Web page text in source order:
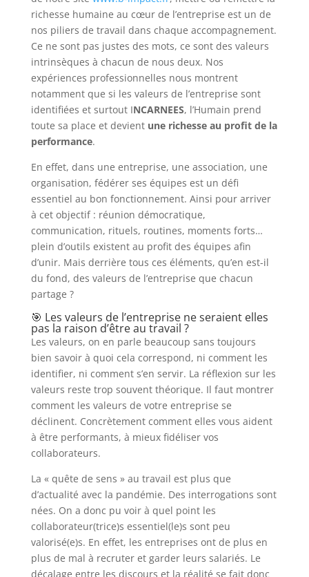
richesse humaine au cœur de l’entreprise est un de
nos piliers de travail dans chaque accompagnement.
Ce ne sont pas justes des mots, ce sont des valeurs
intrinsèques à chacun de nous deux. Nos
expériences professionnelles nous montrent
notamment que si les valeurs de l’entreprise sont
identifiées et surtout INCARNEES, l’Humain prend
toute sa place et devient une richesse au profit de la
performance.
En effet, dans une entreprise, une association, une
organisation, fédérer ses équipes est un défi
essentiel au bon fonctionnement. Ainsi pour arriver
à cet objectif : réunion démocratique,
communication, rituels, routines, moments forts…
plein d’outils existent au profit des équipes afin
d’unir. Mais derrière tous ces éléments, qu’en est-il
du fond, des valeurs de l’entreprise que chacun
partage ?
🎯 Les valeurs de l’entreprise ne seraient elles
pas la raison d’être au travail ?
Les valeurs, on en parle beaucoup sans toujours
bien savoir à quoi cela correspond, ni comment les
identifier, ni comment s’en servir. La réflexion sur les
valeurs reste trop souvent théorique. Il faut montrer
comment les valeurs de votre entreprise se
déclinent. Concrètement comment elles vous aident
à être performants, à mieux fidéliser vos
collaborateurs.
La « quête de sens » au travail est plus que
d’actualité avec la pandémie. Des interrogations sont
nées. On a donc pu voir à quel point les
collaborateur(trice)s essentiel(le)s sont peu
valorisé(e)s. En effet, les entreprises ont de plus en
plus de mal à recruter et garder leurs salariés. Le
décalage entre les discours et la réalité se fait donc